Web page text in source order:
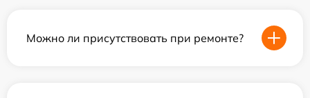
Можно ли присутствовать при ремонте?